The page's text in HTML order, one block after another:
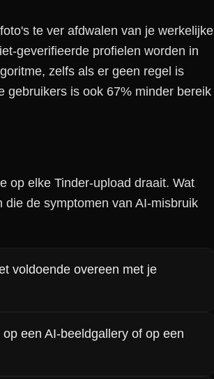
te ver afdwalen van je werkelijke
geverifieerde profielen worden in
zelfs als er geen regel is
gebruikers is ook 67% minder bereik
op elke Tinder-upload draait. Wat
de symptomen van AI-misbruik
voldoende overeen met je
een AI-beeldgallery of op een